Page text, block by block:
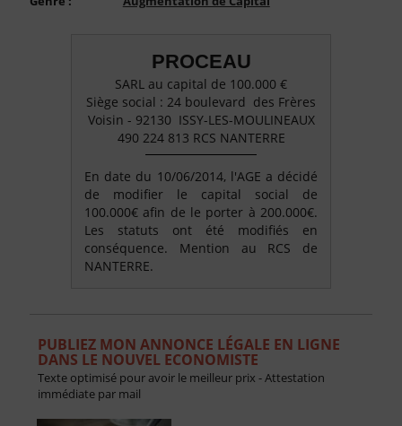
PROCEAU
SARL au capital de 100.000 €
Siège social : 24 boulevard des Frères
Voisin - 92130 ISSY-LES-MOULINEAUX
490 224 813 RCS NANTERRE
En date du 10/06/2014, l'AGE a décidé
de modifier le capital social de
100.000€ afin de le porter à 200.000€.
Les statuts ont été modifiés en
conséquence. Mention au RCS de
NANTERRE.
PUBLIEZ MON ANNONCE LÉGALE EN LIGNE
DANS LE NOUVEL ECONOMISTE
Texte optimisé pour avoir le meilleur prix - Attestation
immédiate par mail